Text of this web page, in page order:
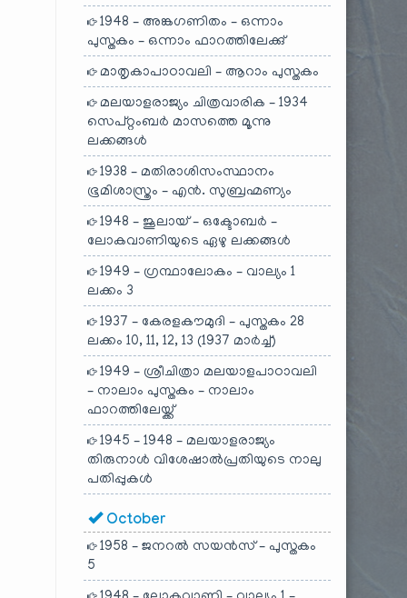
1948 – അങ്കഗണിതം – ഒന്നാം
പുസ്തകം – ഒന്നാം ഫാറത്തിലേക്കു്
മാതൃകാപാഠാവലി – ആറാം പുസ്തകം
മലയാളരാജ്യം ചിത്രവാരിക – 1934
സെപ്റ്റംബർ മാസത്തെ മൂന്നു
ലക്കങ്ങൾ
1938 – മതിരാശിസംസ്ഥാനം
ഭൂമിശാസ്ത്രം – എൻ. സുബ്രഹ്മണ്യം
1948 – ജൂലായ് – ഒക്ടോബർ –
ലോകവാണിയുടെ ഏഴു ലക്കങ്ങൾ
1949 – ഗ്രന്ഥാലോകം – വാല്യം 1
ലക്കം 3
1937 – കേരളകൗമുദി – പുസ്തകം 28
ലക്കം 10, 11, 12, 13 (1937 മാർച്ച്)
1949 – ശ്രീചിത്രാ മലയാളപാഠാവലി
– നാലാം പുസ്തകം – നാലാം
ഫാറത്തിലേയ്ക്ക്
1945 – 1948 – മലയാളരാജ്യം
തിരുനാൾ വിശേഷാൽപ്രതിയുടെ നാലു
പതിപ്പുകൾ
October
1958 – ജനറൽ സയൻസ് – പുസ്തകം
5